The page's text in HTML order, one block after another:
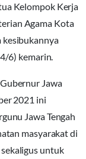
Kelompok Kerja
Agama Kota
kesibukannya
6) kemarin.
Jawa
2021 ini
Jawa Tengah
masyarakat di
untuk